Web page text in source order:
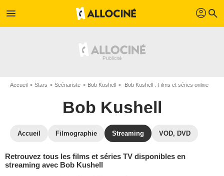
menu profil search
Accueil Stars Scénariste Bob Kushell Bob Kushell : Films et séries online
Bob Kushell
Accueil Filmographie Streaming VOD, DVD
Retrouvez tous les films et séries TV disponibles en
streaming avec Bob Kushell